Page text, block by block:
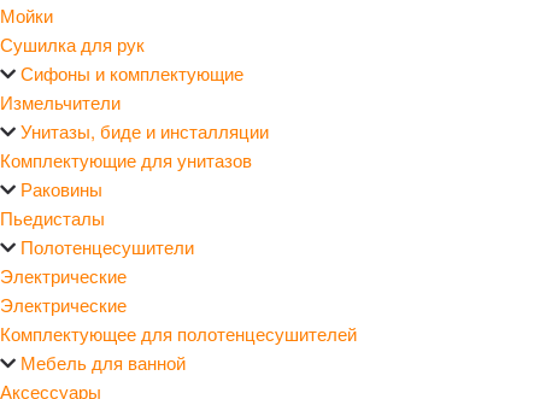
Мойки
Сушилка для рук
Сифоны и комплектующие
Измельчители
Унитазы, биде и инсталляции
Комплектующие для унитазов
Раковины
Пьедисталы
Полотенцесушители
Электрические
Электрические
Комплектующее для полотенцесушителей
Мебель для ванной
Аксессуары